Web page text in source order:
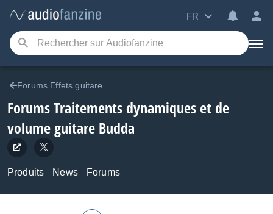
FR
Forums Effets guitare
Forums Traitements dynamiques et de
volume guitare Budda
Produits News Forums